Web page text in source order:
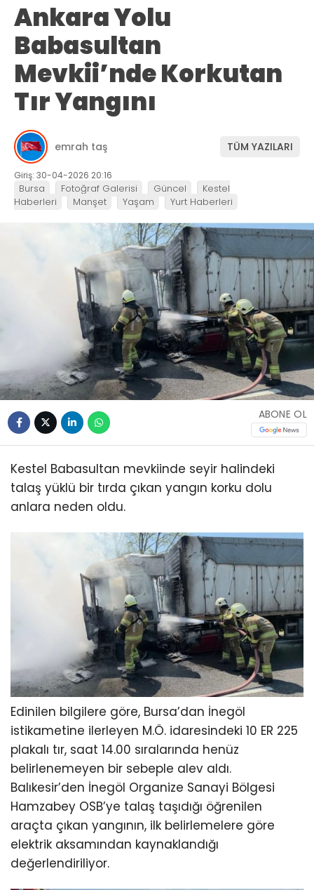
Ankara Yolu
Babasultan
Mevkii’nde Korkutan
Tır Yangını
emrah taş TÜM YAZILARI
Giriş: 30-04-2026 20:16
Bursa Fotoğraf Galerisi Güncel
Kestel
Haberleri
Manşet Yaşam Yurt Haberleri
ABONE OL
Kestel Babasultan mevkiinde seyir halindeki
talaş yüklü bir tırda çıkan yangın korku dolu
anlara neden oldu.
Edinilen bilgilere göre, Bursa’dan İnegöl
istikametine ilerleyen M.Ö. idaresindeki 10 ER 225
plakalı tır, saat 14.00 sıralarında henüz
belirlenemeyen bir sebeple alev aldı.
Balıkesir’den İnegöl Organize Sanayi Bölgesi
Hamzabey OSB’ye talaş taşıdığı öğrenilen
araçta çıkan yangının, ilk belirlemelere göre
elektrik aksamından kaynaklandığı
değerlendiriliyor.